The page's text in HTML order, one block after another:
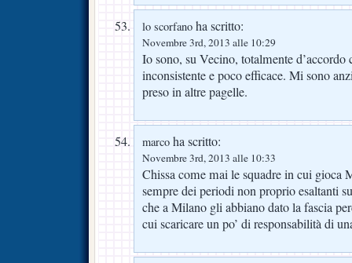
lo scorfano ha scritto:
Novembre 3rd, 2013 alle 10:29
Io sono, su Vecino, totalmente d’accordo
inconsistente e poco efficace. Mi sono
preso in altre pagelle.
marco ha scritto:
Novembre 3rd, 2013 alle 10:33
Chissa come mai le squadre in cui gioca
sempre dei periodi non proprio esaltanti
che a Milano gli abbiano dato la fascia
cui scaricare un po’ di responsabilità di